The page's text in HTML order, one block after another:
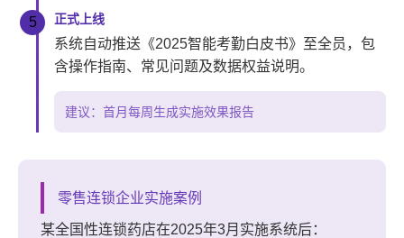
5 正式上线
系统自动推送《2025智能考勤白皮书》至全员，包
含操作指南、常见问题及数据权益说明。
建议：首月每周生成实施效果报告
零售连锁企业实施案例
某全国性连锁药店在2025年3月实施系统后：